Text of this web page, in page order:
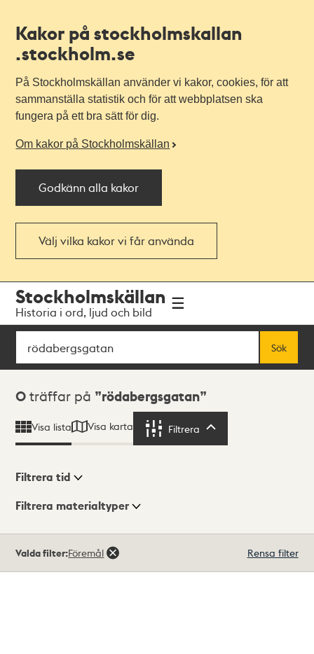
Kakor på stockholmskallan
.stockholm.se
På Stockholmskällan använder vi kakor, cookies, för att
sammanställa statistik och för att webbplatsen ska
fungera på ett bra sätt för dig.
Om kakor på Stockholmskällan
Godkänn alla kakor
Välj vilka kakor vi får använda
navigationen
huvudinnehållet
Stockholmskällan
Historia i ord, ljud och bild
Sök
Sök
Sökresultat
0 träffar på rödabergsgatan
Visa lista Visa karta Filtrera
Visningsläge
Filtrera tid
Filtrera materialtyper
träffar
Valda filter:Föremål Rensa filter